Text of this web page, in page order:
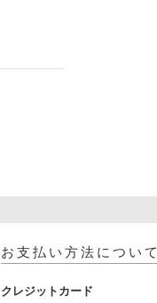
お支払い方法について
クレジットカード